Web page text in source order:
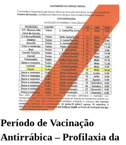
Período de Vacinação
Antirrábica – Profilaxia da